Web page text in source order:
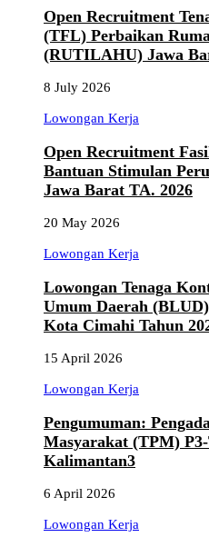
Open Recruitment
(TFL) Perbaikan
(RUTILAHU) Jawa
8 July 2026
Lowongan Kerja
Open Recruitment
Bantuan Stimulan
Jawa Barat TA. 2026
20 May 2026
Lowongan Kerja
Lowongan Tenaga
Umum Daerah
Kota Cimahi Tahun
15 April 2026
Lowongan Kerja
Pengumuman:
Masyarakat (TPM)
Kalimantan3
6 April 2026
Lowongan Kerja